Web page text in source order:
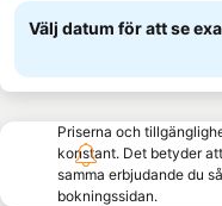
Välj datum för att se
Priserna och
konstant. Det betyder
samma erbjudande du
bokningssidan.